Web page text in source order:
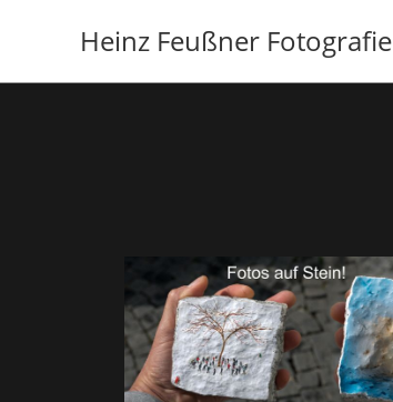
Heinz Feußner Fotografie